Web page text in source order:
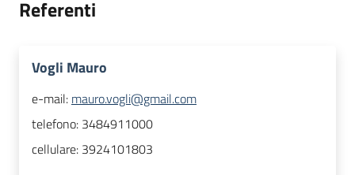
Referenti
Vogli Mauro
e-mail: mauro.vogli@gmail.com
telefono: 3484911000
cellulare: 3924101803